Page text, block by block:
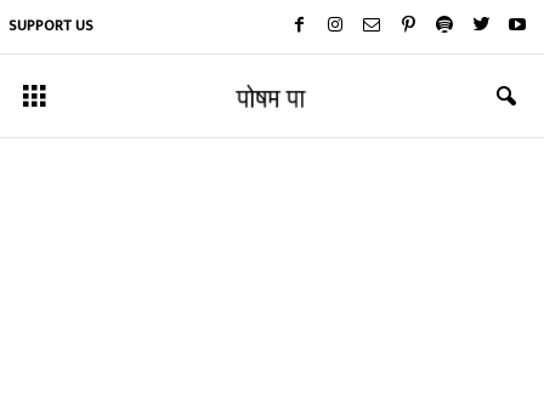
SUPPORT US